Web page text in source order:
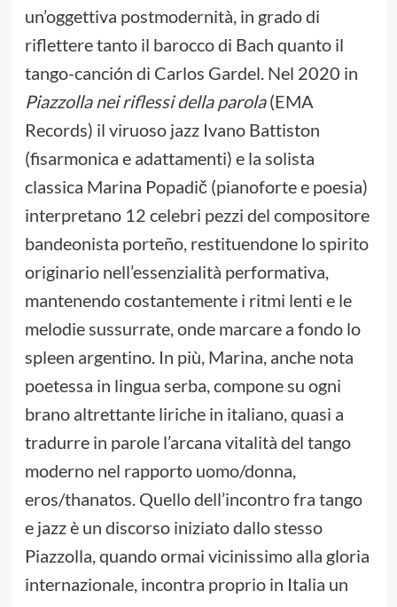
un’oggettiva postmodernità, in grado di
riflettere tanto il barocco di Bach quanto il
tango-canción di Carlos Gardel. Nel 2020 in
Piazzolla nei riflessi della parola(EMA
Records) il viruoso jazz Ivano Battiston
(fisarmonica e adattamenti) e la solista
classica Marina Popadič (pianoforte e poesia)
interpretano 12 celebri pezzi del compositore
bandeonista porteño, restituendone lo spirito
originario nell’essenzialità performativa,
mantenendo costantemente i ritmi lenti e le
melodie sussurrate, onde marcare a fondo lo
spleen argentino. In più, Marina, anche nota
poetessa in lingua serba, compone su ogni
brano altrettante liriche in italiano, quasi a
tradurre in parole l’arcana vitalità del tango
moderno nel rapporto uomo/donna,
eros/thanatos. Quello dell’incontro fra tango
e jazz è un discorso iniziato dallo stesso
Piazzolla, quando ormai vicinissimo alla gloria
internazionale, incontra proprio in Italia un